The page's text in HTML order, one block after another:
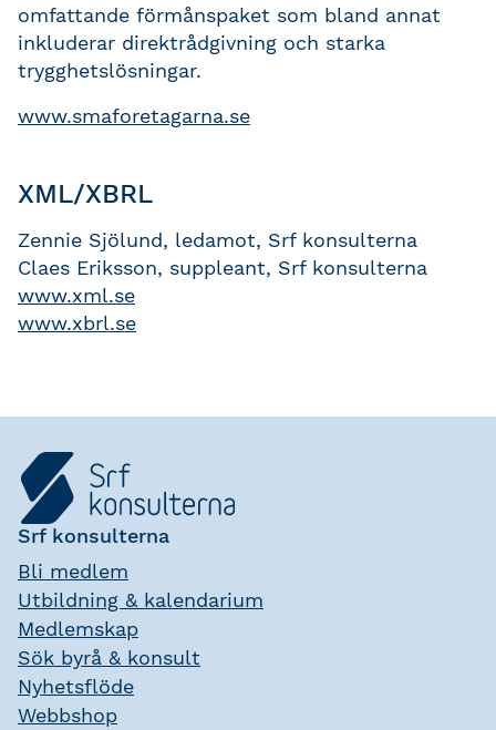
omfattande förmånspaket som bland annat
inkluderar direktrådgivning och starka
trygghetslösningar.
www.smaforetagarna.se
XML/XBRL
Zennie Sjölund, ledamot, Srf konsulterna
Claes Eriksson, suppleant, Srf konsulterna
www.xml.se
www.xbrl.se
Srf konsulterna
Bli medlem
Utbildning & kalendarium
Medlemskap
Sök byrå & konsult
Nyhetsflöde
Webbshop